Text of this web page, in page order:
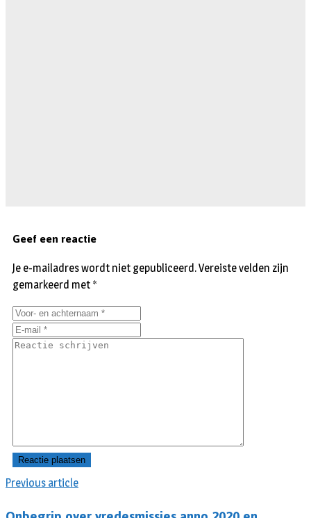
Previous article
Geef een reactie
Je e-mailadres wordt niet gepubliceerd.Vereiste velden zijn
gemarkeerd met *